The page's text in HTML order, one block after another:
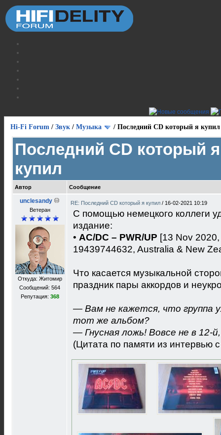
Hi-Fi Forum / Звук / Музыка / Последний CD который я купил
Последний CD который я
купил
Автор Сообщение
unclesandy
Ветеран
Откуда: Житомир
Сообщений: 564
Репутация: 368
RE: Последний CD который я купил / 16-02-2021 10:19
С помощью немецкого коллеги
издание:
• AC/DC ‎– PWR/UP [13 Nov
19439744632, Australia & New
Что касается музыкальной
праздник пары аккордов и
— Вам не кажется, что группа
тот же альбом?
— Гнусная ложь! Вовсе не в 12-
(Цитата по памяти из интервью